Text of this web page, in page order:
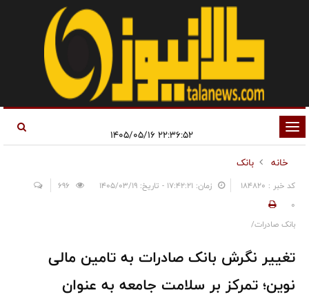
تغییر
وضعیت
ناوبری
۲۲:۳۶:۵۲ ۱۴۰۵/۰۵/۱۶
خانه
بانک
کد خبر : 184820 زمان: ۱۷:۴۲:۲۱ - تاریخ: ۱۴۰۵/۰۳/۱۹
0
بانک صادرات/
تغییر نگرش بانک صادرات به تامین مالی
نوین؛ تمرکز بر سلامت جامعه به عنوان